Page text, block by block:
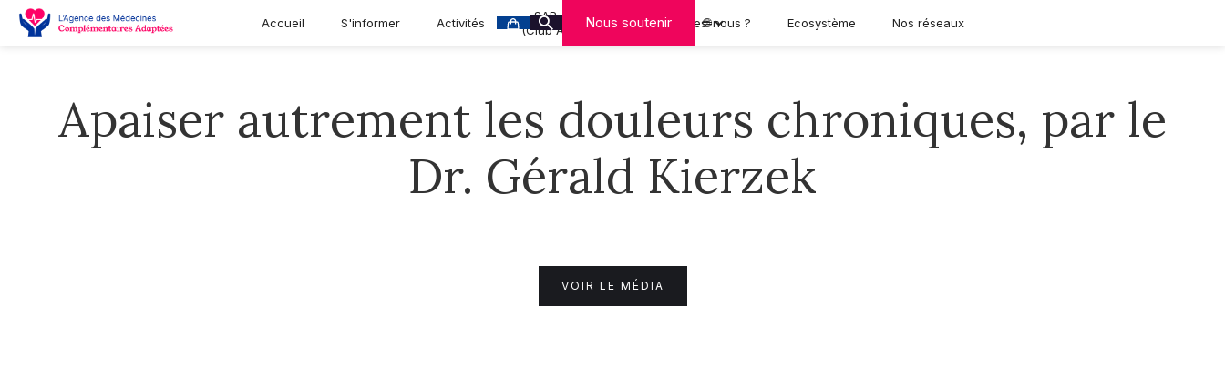
Accueil S'informer Activités
SAR-CAN
(Club A-MCA)
Qui sommes-nous ? Ecosystème Nos réseaux
Nous soutenir 🌐
Apaiser autrement les douleurs chroniques, par le
Dr. Gérald Kierzek
VOIR LE MÉDIA